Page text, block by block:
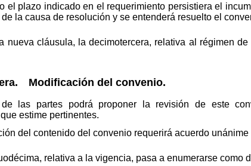
el plazo indicado en el requerimiento persistiera el
de la causa de resolución y se entenderá resuelto el
cláusula, la decimotercera, relativa al régimen
Modificación del convenio.
de las partes podrá proponer la revisión de este
estime pertinentes.
del contenido del convenio requerirá acuerdo
relativa a la vigencia, pasa a enumerarse como